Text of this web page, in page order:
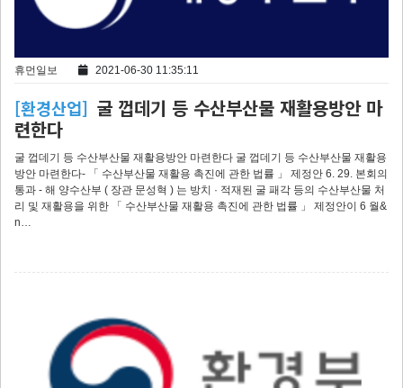
휴먼일보 2021-06-30 11:35:11
[환경산업] 굴 껍데기 등 수산부산물 재활용방안 마
련한다
굴 껍데기 등 수산부산물 재활용방안 마련한다 굴 껍데기 등 수산부산물 재활용
방안 마련한다- 「 수산부산물 재활용 촉진에 관한 법률 」 제정안 6. 29. 본회의
통과 - 해 양수산부 ( 장관 문성혁 ) 는 방치 · 적재된 굴 패각 등의 수산부산물 처
리 및 재활용을 위한 「 수산부산물 재활용 촉진에 관한 법률 」 제정안이 6 월&
n…